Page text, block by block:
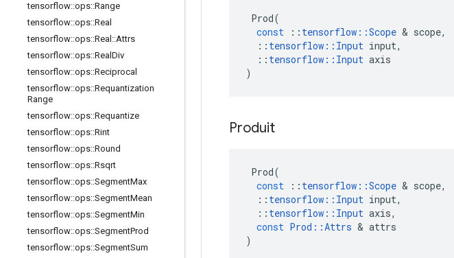
tensorflow::ops::Range
tensorflow::ops::Real
tensorflow::ops::Real ::Attrs
tensorflow::ops::Real Div
tensorflow::ops::Reciprocal
tensorflow::ops::Requantization
Range
tensorflow::ops::Requantize
tensorflow::ops::Rint
tensorflow::ops::Round
tensorflow::ops::Rsqrt
tensorflow::ops::SegmentMax
tensorflow::ops::SegmentMean
tensorflow::ops::SegmentMin
tensorflow::ops::SegmentProd
tensorflow::ops::SegmentSum
Prod(
const
:: tensorflow ::Scope & scope,
:: tensorflow :: Input input,
:: tensorflow :: Input axis
)
Produit
Prod(
const
:: tensorflow ::Scope & scope,
:: tensorflow :: Input input,
:: tensorflow :: Input axis,
const Prod ::Attrs & attrs
)